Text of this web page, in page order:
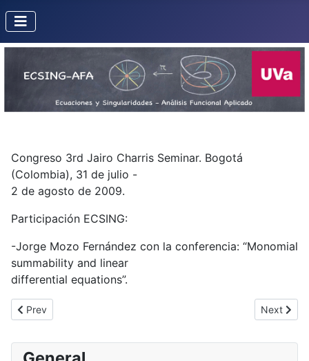
Congreso 3rd Jairo Charris Seminar. Bogotá
(Colombia), 31 de julio -
2 de agosto de 2009.
Participación ECSING:
-Jorge Mozo Fernández con la conferencia: “Monomial
summability and linear
differential equations”.
Previous article: Recent Trends in Nonlinear Sciences 2010
Prev Next
Next